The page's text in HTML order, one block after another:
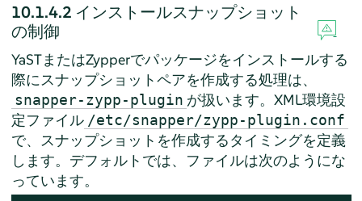
10.1.4.2 インストールスナップショット
の制御
YaSTまたはZypperでパッケージをインストールする
際にスナップショットペアを作成する処理は、
snapper-zypp-plugin が扱います。XML環境設
定ファイル /etc/snapper/zypp-plugin.conf
で、スナップショットを作成するタイミングを定義
します。デフォルトでは、ファイルは次のようにな
っています。